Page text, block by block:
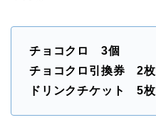
チョコクロ 3個
チョコクロ引換券 2枚
ドリンクチケット 5枚